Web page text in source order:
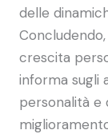
delle
crescita
informa sugli
personalità e